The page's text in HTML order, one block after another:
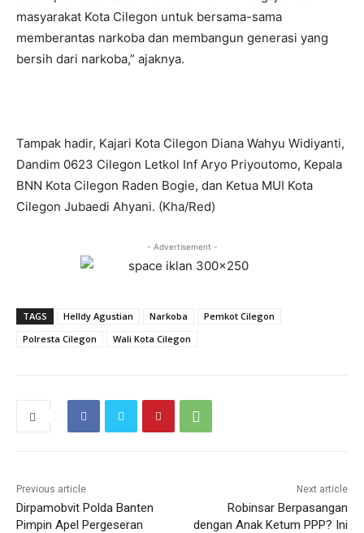
masyarakat Kota Cilegon untuk bersama-sama
memberantas narkoba dan membangun generasi yang
bersih dari narkoba,” ajaknya.
Tampak hadir, Kajari Kota Cilegon Diana Wahyu Widiyanti,
Dandim 0623 Cilegon Letkol Inf Aryo Priyoutomo, Kepala
BNN Kota Cilegon Raden Bogie, dan Ketua MUI Kota
Cilegon Jubaedi Ahyani. (Kha/Red)
- Advertisement -
TAGS Helldy Agustian Narkoba
Pemkot Cilegon
Polresta Cilegon
Wali Kota Cilegon
Previous article
Dirpamobvit Polda Banten
Pimpin Apel Pergeseran
Next article
Robinsar Berpasangan
dengan Anak Ketum PPP? Ini